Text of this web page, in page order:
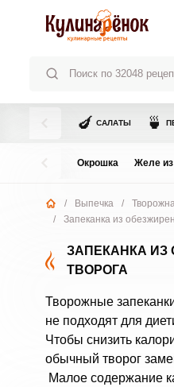
🍆 САЛАТЫ 🍵
Окрошка Желе
/ Выпечка /
/
Запеканка из
ЗАПЕКАНКА
ТВОРОГА
Творожные
не подходят для
Чтобы снизить
обычный творог
Малое содержание